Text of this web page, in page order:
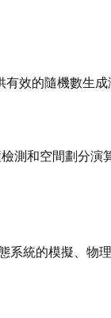
的隨機數生成
測和空間劃分
統的模擬、物理